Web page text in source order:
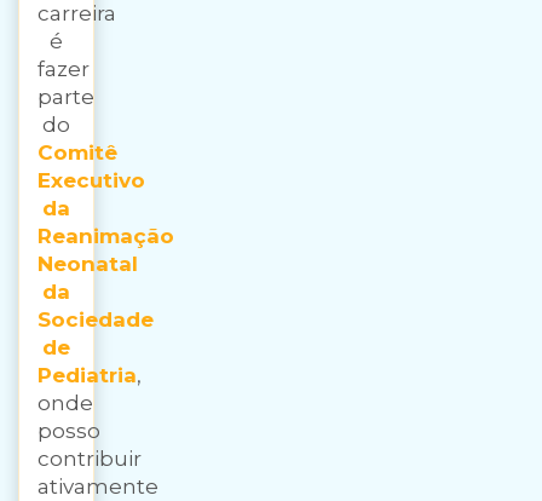
carreira
é
fazer
parte
do
Comitê
Executivo
da
Reanimação
Neonatal
da
Sociedade
de
Pediatria,
onde
posso
contribuir
ativamente